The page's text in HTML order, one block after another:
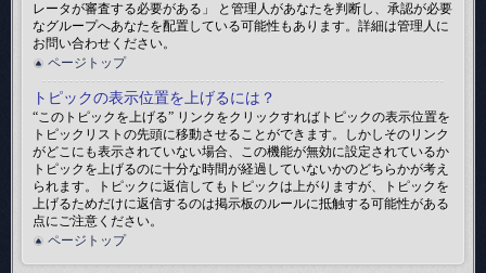
レータが審査する必要がある」 と管理人があなたを判断し、承認が必要
なグループへあなたを配置している可能性もあります。詳細は管理人に
お問い合わせください。
ページトップ
トピックの表示位置を上げるには？
“このトピックを上げる” リンクをクリックすればトピックの表示位置を
トピックリストの先頭に移動させることができます。しかしそのリンク
がどこにも表示されていない場合、この機能が無効に設定されているか
トピックを上げるのに十分な時間が経過していないかのどちらかが考え
られます。トピックに返信してもトピックは上がりますが、トピックを
上げるためだけに返信するのは掲示板のルールに抵触する可能性がある
点にご注意ください。
ページトップ